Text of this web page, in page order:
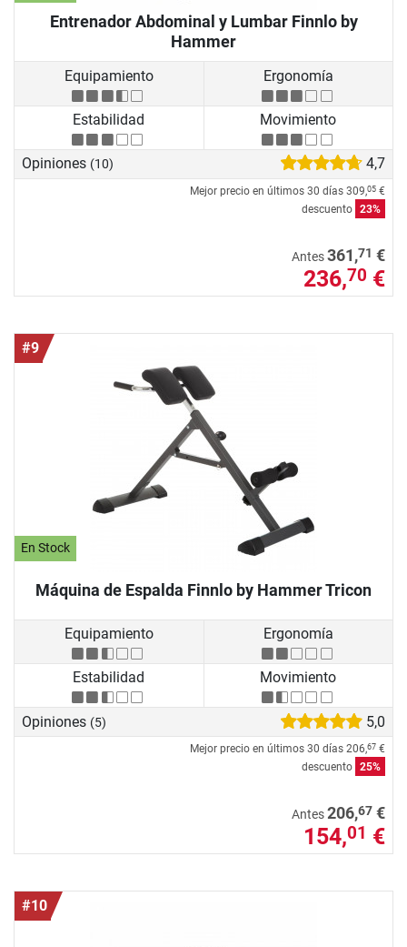
Entrenador Abdominal y Lumbar Finnlo by
Hammer
Equipamiento Ergonomía
Estabilidad Movimiento
Opiniones (10) 4,7
Mejor precio en últimos 30 días 309,05 €
descuento 23%
Antes361,71 €
236,70 €
#9
En Stock
Máquina de Espalda Finnlo by Hammer Tricon
Equipamiento Ergonomía
Estabilidad Movimiento
Opiniones (5) 5,0
Mejor precio en últimos 30 días 206,67 €
descuento 25%
Antes206,67 €
154,01 €
#10